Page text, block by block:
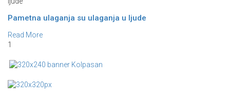
Pametna ulaganja su ulaganja u ljude
Read More
1